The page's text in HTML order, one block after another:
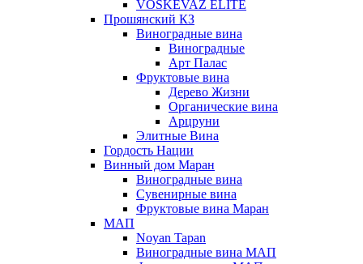
VOSKEVAZ ELITE
Прошянский КЗ
Виноградные вина
Виноградные
Арт Палас
Фруктовые вина
Дерево Жизни
Органические вина
Арцруни
Элитные Вина
Гордость Нации
Винный дом Маран
Виноградные вина
Сувенирные вина
Фруктовые вина Маран
МАП
Noyan Tapan
Виноградные вина МАП